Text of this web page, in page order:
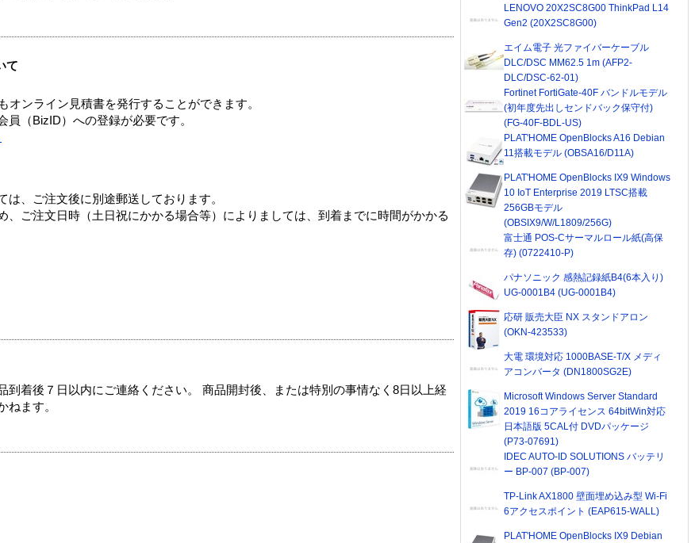
て
ンライン見積書を発行することができます。
（BizID）への登録が必要です。
、ご注文後に別途郵送しております。
、ご注文日時（土日祝にかかる場合等）によりましては、到着までに時間がかかる
到着後７日以内にご連絡ください。 商品開封後、または特別の事情なく8日以上経
ねます。
LENOVO 20X2SC8G00 ThinkPad L14
Gen2 (20X2SC8G00)
エイム電子 光ファイバーケーブル
DLC/DSC MM62.5 1m (AFP2-
DLC/DSC-62-01)
Fortinet FortiGate-40F バンドルモデル
(初年度先出しセンドバック保守付)
(FG-40F-BDL-US)
PLAT'HOME OpenBlocks A16 Debian
11搭載モデル (OBSA16/D11A)
PLAT'HOME OpenBlocks IX9 Windows
10 IoT Enterprise 2019 LTSC搭載
256GBモデル
(OBSIX9/W/L1809/256G)
富士通 POS-Cサーマルロール紙(高保
存) (0722410-P)
パナソニック 感熱記録紙B4(6本入り)
UG-0001B4 (UG-0001B4)
応研 販売大臣 NX スタンドアロン
(OKN-423533)
大電 環境対応 1000BASE-T/X メディ
アコンバータ (DN1800SG2E)
Microsoft Windows Server Standard
2019 16コアライセンス 64bitWin対応
日本語版 5CAL付 DVDパッケージ
(P73-07691)
IDEC AUTO-ID SOLUTIONS バッテリ
ー BP-007 (BP-007)
TP-Link AX1800 壁面埋め込み型 Wi-Fi
6アクセスポイント (EAP615-WALL)
PLAT'HOME OpenBlocks IX9 Debian